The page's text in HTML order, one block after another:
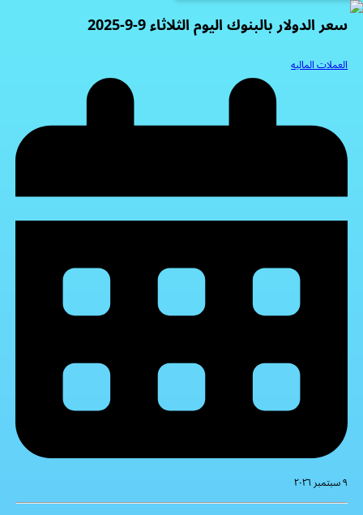
سعر الدولار بالبنوك اليوم الثلاثاء 9-9-2025
العملات الماليه
٩ سبتمبر ٢٠٢٦